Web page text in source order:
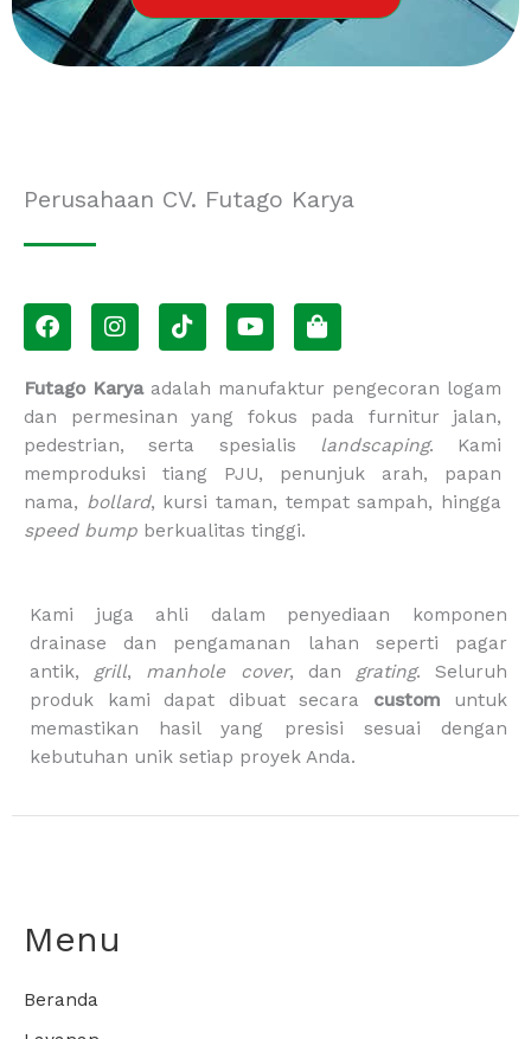
Perusahaan CV. Futago Karya
F
a
e
b
o
o
k
I
n
t
a
g
r
a
m
T
i
t
o
k
Y
o
t
u
b
e
S
h
p
p
i
n
g
-
Futago Karyaadalah manufaktur pengecoran logam
dan permesinan yang fokus pada furnitur jalan,
pedestrian, serta spesialis landscaping. Kami
memproduksi tiang PJU, penunjuk arah, papan
nama, bollard, kursi taman, tempat sampah, hingga
speed bump berkualitas tinggi.
Kami juga ahli dalam penyediaan komponen
drainase dan pengamanan lahan seperti pagar
antik, grill, manhole cover, dan grating. Seluruh
produk kami dapat dibuat secara custom untuk
memastikan hasil yang presisi sesuai dengan
kebutuhan unik setiap proyek Anda.
Menu
Beranda